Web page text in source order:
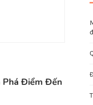
Phá Điểm Đến